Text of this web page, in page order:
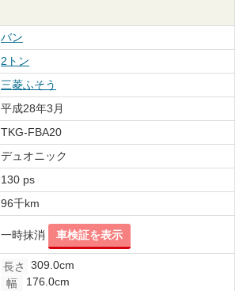
バン
2トン
三菱ふそう
平成28年3月
TKG-FBA20
デュオニック
130 ps
96千km
一時抹消 車検証を表示
長さ
309.0cm
幅
176.0cm